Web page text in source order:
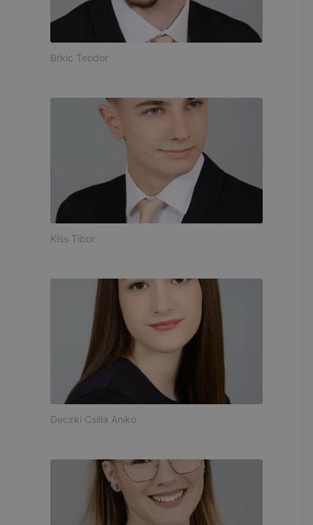
Brkic Teodor
Kiss Tibor
Deczki Csilla Anikó